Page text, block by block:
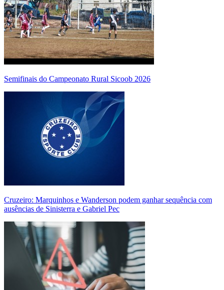
Semifinais do Campeonato Rural Sicoob 2026
Cruzeiro: Marquinhos e Wanderson podem ganhar sequência com
ausências de Sinisterra e Gabriel Pec